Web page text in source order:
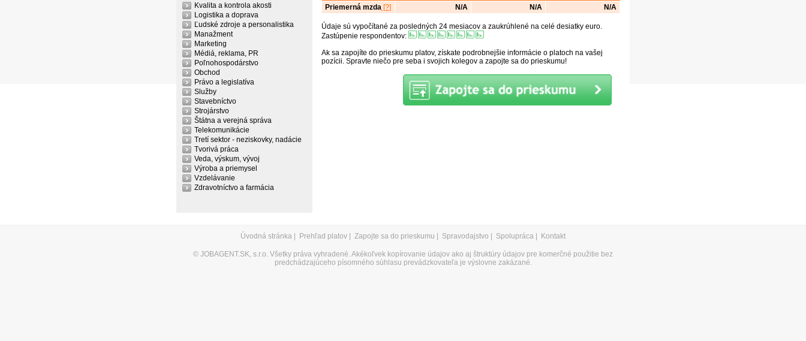
Kvalita a kontrola akosti
Logistika a doprava
Ľudské zdroje a personalistika
Manažment
Marketing
Médiá, reklama, PR
Poľnohospodárstvo
Obchod
Právo a legislatíva
Služby
Stavebníctvo
Strojárstvo
Štátna a verejná správa
Telekomunikácie
Tretí sektor - neziskovky, nadácie
Tvorivá práca
Veda, výskum, vývoj
Výroba a priemysel
Vzdelávanie
Zdravotníctvo a farmácia
Priemerná mzda[?] N/A N/A N/A
Údaje sú vypočítané za posledných 24 mesiacov a zaukrúhlené na celé desiatky euro.
Zastúpenie respondentov:
Ak sa zapojíte do prieskumu platov, získate podrobnejšie informácie o platoch na vašej
pozícii. Spravte niečo pre seba i svojich kolegov a zapojte sa do prieskumu!
Úvodná stránka Prehľad platov Zapojte sa do prieskumu Spravodajstvo Spolupráca Kontakt
© JOBAGENT.SK, s.r.o. Všetky práva vyhradené. Akékoľvek kopírovanie údajov ako aj štruktúry údajov pre komerčné použitie bez
predchádzajúceho písomného súhlasu prevádzkovateľa je výslovne zakázané.